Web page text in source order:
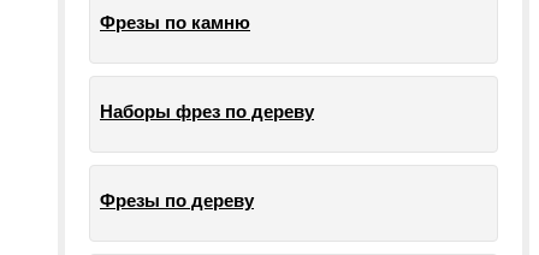
Фрезы по камню
Наборы фрез по дереву
Фрезы по дереву